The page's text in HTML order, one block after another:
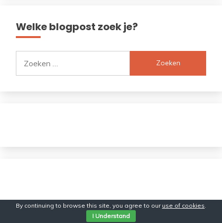
Welke blogpost zoek je?
naar:
By continuing to browse this site, you agree to our use of cookies.
I Understand